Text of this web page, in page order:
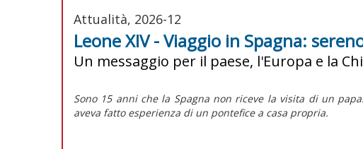
Attualità, 2026-12
Leone XIV - Viaggio in Spagna:
Un messaggio per il paese, l'Europa e la
Sono 15 anni che la Spagna non riceve la visita di un
aveva fatto esperienza di un pontefice a casa propria.